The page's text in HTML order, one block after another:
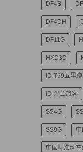
DF4B
DF4DH
DF11G
HXD3D
ID-T99五里
ID-温兰旅客
SS4G
SS9G 中
中国标准动车